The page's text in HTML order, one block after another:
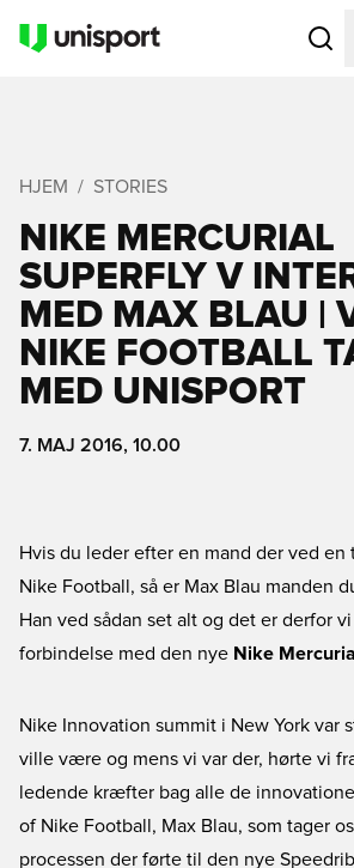
HJEM STORIES
NIKE MERCURIAL
SUPERFLY V
MED MAX BLAU |
NIKE FOOTBALL
MED UNISPORT
7. MAJ 2016, 10.00
Hvis du leder efter en mand der ved en
Nike Football, så er Max Blau manden
Han ved sådan set alt og det er derfor
forbindelse med den nye Nike
Nike Innovation summit i New York var
ville være og mens vi var der, hørte vi
ledende kræfter bag alle de
of Nike Football, Max Blau, som tager
processen der førte til den nye